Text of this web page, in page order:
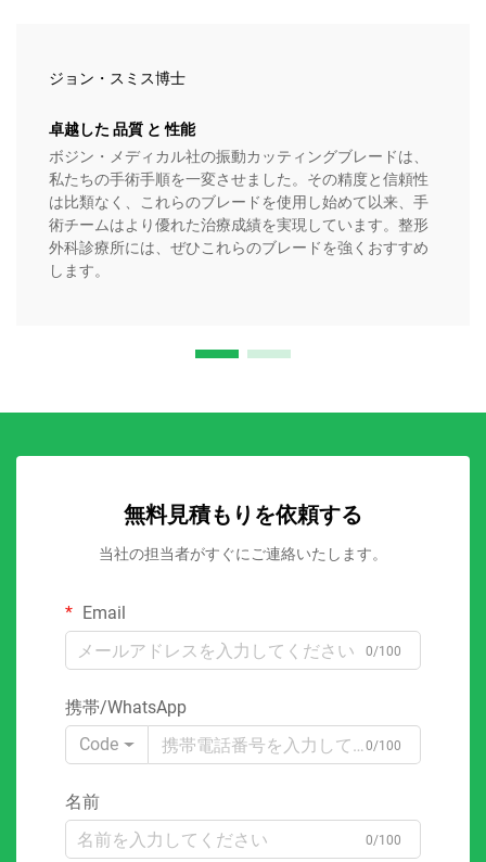
ジョン・スミス博士
卓越した 品質 と 性能
ボジン・メディカル社の振動カッティングブレードは、
私たちの手術手順を一変させました。その精度と信頼性
は比類なく、これらのブレードを使用し始めて以来、手
術チームはより優れた治療成績を実現しています。整形
外科診療所には、ぜひこれらのブレードを強くおすすめ
します。
無料見積もりを依頼する
当社の担当者がすぐにご連絡いたします。
Email
0/100
携帯/WhatsApp
Code
0/100
名前
0/100